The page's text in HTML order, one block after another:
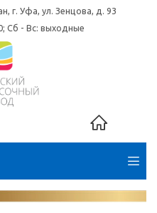
г. Уфа, ул. Зенцова, д. 93
Сб - Вс: выходные